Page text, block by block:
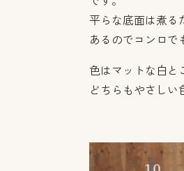
平らな底面は煮る
あるのでコンロで
色はマットな白と
どちらもやさしい